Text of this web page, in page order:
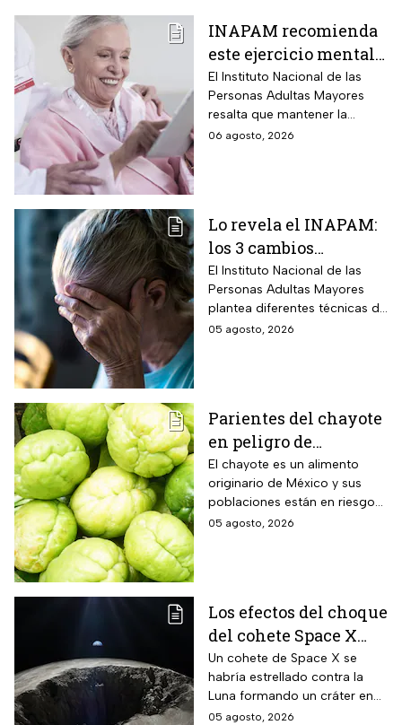
INAPAM recomienda
este ejercicio mental
para adultos mayores
5 veces a la semana
durante 3 meses para
mejorar la atención
El Instituto Nacional de las
Personas Adultas Mayores
resalta que mantener la
disciplina es la clave para
06 agosto, 2026
Lo revela el INAPAM:
los 3 cambios
silenciosos que sufre
tu cerebro de forma
natural al envejecer
El Instituto Nacional de las
Personas Adultas Mayores
plantea diferentes técnicas de
estimulación mental para
05 agosto, 2026
Parientes del chayote
en peligro de
extinción, advierte
Instituto de Ecología
El chayote es un alimento
originario de México y sus
poblaciones están en riesgo
de desaparecer a corto plazo
05 agosto, 2026
Los efectos del choque
del cohete Space X
contra la Luna
Un cohete de Space X se
habría estrellado contra la
Luna formando un cráter en
nuestro satélite natural, ¿qué
05 agosto, 2026